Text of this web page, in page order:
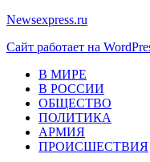
Newsexpress.ru
Сайт работает на
В МИРЕ
В РОССИИ
ОБЩЕСТВО
ПОЛИТИКА
АРМИЯ
ПРОИСШЕСТВИЯ